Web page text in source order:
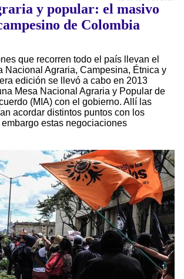
y popular: el masivo
de Colombia
que recorren todo el país llevan el
Nacional Agraria, Campesina, Étnica y
edición se llevó a cabo en 2013
Mesa Nacional Agraria y Popular de
(MIA) con el gobierno. Allí las
acordar distintos puntos con los
estas negociaciones